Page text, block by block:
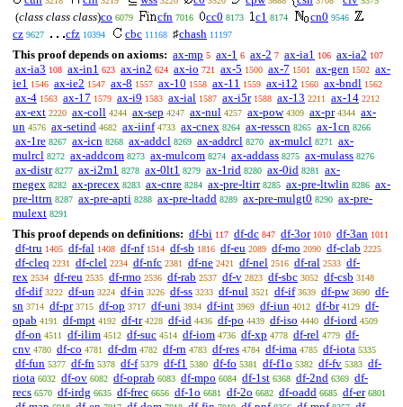
(class class class)co 6079 cfn 7016 cc0 8173 c1 8174 cn0 9546
cz 9627 cfz 10394 cbc 11168 ♯chash 11197
This proof depends on axioms: ax-mp 5 ax-1 6 ax-2 7 ax-ia1 106 ax-ia2 107
ax-ia3 108 ax-in1 623 ax-in2 624 ax-io 721 ax-5 1500 ax-7 1501 ax-gen 1502 ax-
ie1 1546 ax-ie2 1547 ax-8 1557 ax-10 1558 ax-11 1559 ax-i12 1560 ax-bndl 1562
ax-4 1563 ax-17 1579 ax-i9 1583 ax-ial 1587 ax-i5r 1588 ax-13 2211 ax-14 2212
ax-ext 2220 ax-coll 4244 ax-sep 4247 ax-nul 4257 ax-pow 4309 ax-pr 4344 ax-
un 4576 ax-setind 4682 ax-iinf 4733 ax-cnex 8264 ax-resscn 8265 ax-1cn 8266
ax-1re 8267 ax-icn 8268 ax-addcl 8269 ax-addrcl 8270 ax-mulcl 8271
ax-
mulrcl 8272 ax-addcom 8273 ax-mulcom 8274 ax-addass 8275 ax-mulass 8276
ax-distr 8277 ax-i2m1 8278 ax-0lt1 8279 ax-1rid 8280 ax-0id 8281
ax-
rnegex 8282 ax-precex 8283 ax-cnre 8284 ax-pre-ltirr 8285 ax-pre-ltwlin 8286 ax-
pre-lttrn 8287 ax-pre-apti 8288 ax-pre-ltadd 8289 ax-pre-mulgt0 8290 ax-pre-
mulext 8291
This proof depends on definitions: df-bi 117 df-dc 847 df-3or 1010 df-3an 1011
df-tru 1405 df-fal 1408 df-nf 1514 df-sb 1816 df-eu 2089 df-mo 2090 df-clab 2225
df-cleq 2231 df-clel 2234 df-nfc 2381 df-ne 2421 df-nel 2516 df-ral 2533 df-
rex 2534 df-reu 2535 df-rmo 2536 df-rab 2537 df-v 2823 df-sbc 3052 df-csb 3148
df-dif 3222 df-un 3224 df-in 3226 df-ss 3233 df-nul 3521 df-if 3639 df-pw 3690 df-
sn 3714 df-pr 3715 df-op 3717 df-uni 3934 df-int 3969 df-iun 4012 df-br 4129 df-
opab 4191 df-mpt 4192 df-tr 4228 df-id 4436 df-po 4439 df-iso 4440 df-iord 4509
df-on 4511 df-ilim 4512 df-suc 4514 df-iom 4736 df-xp 4778 df-rel 4779 df-
cnv 4780 df-co 4781 df-dm 4782 df-rn 4783 df-res 4784 df-ima 4785 df-iota 5335
df-fun 5377 df-fn 5378 df-f 5379 df-f1 5380 df-fo 5381 df-f1o 5382 df-fv 5383 df-
riota 6032 df-ov 6082 df-oprab 6083 df-mpo 6084 df-1st 6368 df-2nd 6369 df-
recs 6570 df-irdg 6635 df-frec 6656 df-1o 6681 df-2o 6682 df-oadd 6685 df-er 6801